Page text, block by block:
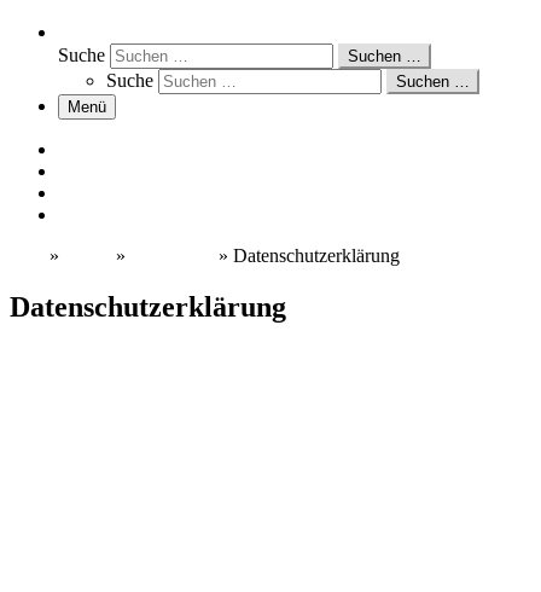
Suche
Suchen …
Suche
Suchen …
Menü
» » » Datenschutzerklärung
Datenschutzerklärung